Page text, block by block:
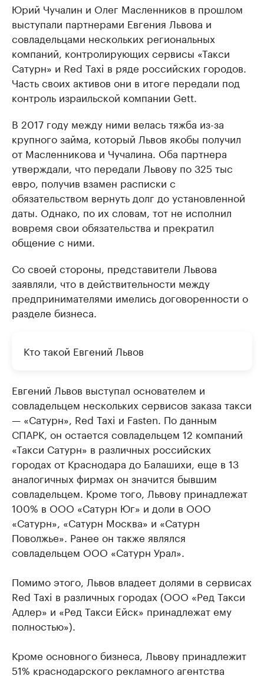
Юрий Чучалин и Олег Масленников в прошлом
выступали партнерами Евгения Львова и
совладельцами нескольких региональных
компаний, контролирующих сервисы «Такси
Сатурн» и Red Taxi в ряде российских городов.
Часть своих активов они в итоге передали под
контроль израильской компании Gett.
В 2017 году между ними велась тяжба из-за
крупного займа, который Львов якобы получил
от Масленникова и Чучалина. Оба партнера
утверждали, что передали Львову по 325 тыс
евро, получив взамен расписки с
обязательством вернуть долг до установленной
даты. Однако, по их словам, тот не исполнил
вовремя свои обязательства и прекратил
общение с ними.
Со своей стороны, представители Львова
заявляли, что в действительности между
предпринимателями имелись договоренности о
разделе бизнеса.
Кто такой Евгений Львов
Евгений Львов выступал основателем и
совладельцем нескольких сервисов заказа такси
— «Сатурн», Red Taxi и Fasten. По данным
СПАРК, он остается совладельцем 12 компаний
«Такси Сатурн» в различных российских
городах от Краснодара до Балашихи, еще в 13
аналогичных фирмах он значится бывшим
совладельцем. Кроме того, Львову принадлежат
100% в ООО «Сатурн Юг» и доли в ООО
«Сатурн», «Сатурн Москва» и «Сатурн
Поволжье». Ранее он также являлся
совладельцем ООО «Сатурн Урал».
Помимо этого, Львов владеет долями в сервисах
Red Taxi в различных городах (ООО «Ред Такси
Адлер» и «Ред Такси Ейск» принадлежат ему
полностью»).
Кроме основного бизнеса, Львову принадлежит
51% краснодарского рекламного агентства